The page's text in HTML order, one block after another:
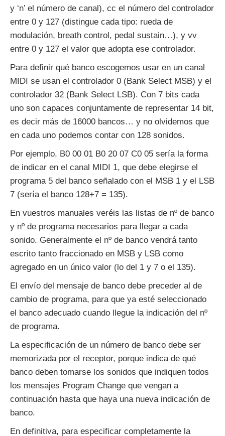
y ‘n’ el número de canal), cc el número del controlador
entre 0 y 127 (distingue cada tipo: rueda de
modulación, breath control, pedal sustain…), y vv
entre 0 y 127 el valor que adopta ese controlador.
Para definir qué banco escogemos usar en un canal
MIDI se usan el controlador 0 (Bank Select MSB) y el
controlador 32 (Bank Select LSB). Con 7 bits cada
uno son capaces conjuntamente de representar 14 bit,
es decir más de 16000 bancos… y no olvidemos que
en cada uno podemos contar con 128 sonidos.
Por ejemplo, B0 00 01 B0 20 07 C0 05 sería la forma
de indicar en el canal MIDI 1, que debe elegirse el
programa 5 del banco señalado con el MSB 1 y el LSB
7 (sería el banco 128+7 = 135).
En vuestros manuales veréis las listas de nº de banco
y nº de programa necesarios para llegar a cada
sonido. Generalmente el nº de banco vendrá tanto
escrito tanto fraccionado en MSB y LSB como
agregado en un único valor (lo del 1 y 7 o el 135).
El envío del mensaje de banco debe preceder al de
cambio de programa, para que ya esté seleccionado
el banco adecuado cuando llegue la indicación del nº
de programa.
La especificación de un número de banco debe ser
memorizada por el receptor, porque indica de qué
banco deben tomarse los sonidos que indiquen todos
los mensajes Program Change que vengan a
continuación hasta que haya una nueva indicación de
banco.
En definitiva, para especificar completamente la